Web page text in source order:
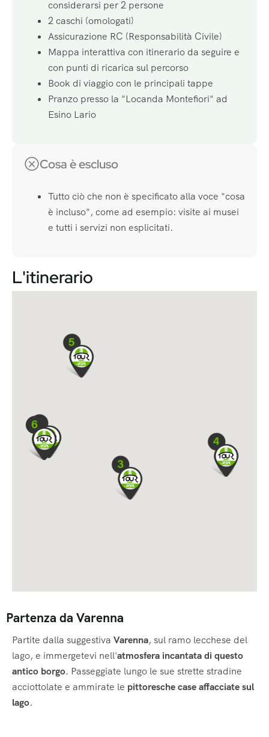
considerarsi per 2 persone
2 caschi (omologati)
Assicurazione RC (Responsabilità Civile)
Mappa interattiva con itinerario da seguire e
con punti di ricarica sul percorso
Book di viaggio con le principali tappe
Pranzo presso la "Locanda Montefiori" ad
Esino Lario
Cosa è escluso
Tutto ciò che non è specificato alla voce "cosa
è incluso", come ad esempio: visite ai musei
e tutti i servizi non esplicitati.
L'itinerario
Partenza da Varenna
Partite dalla suggestiva Varenna, sul ramo lecchese del
lago, e immergetevi nell'atmosfera incantata di questo
antico borgo. Passeggiate lungo le sue strette stradine
acciottolate e ammirate le pittoresche case affacciate sul
lago.